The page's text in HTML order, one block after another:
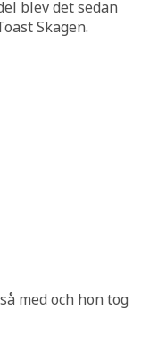
blev det sedan
Skagen.
med och hon tog